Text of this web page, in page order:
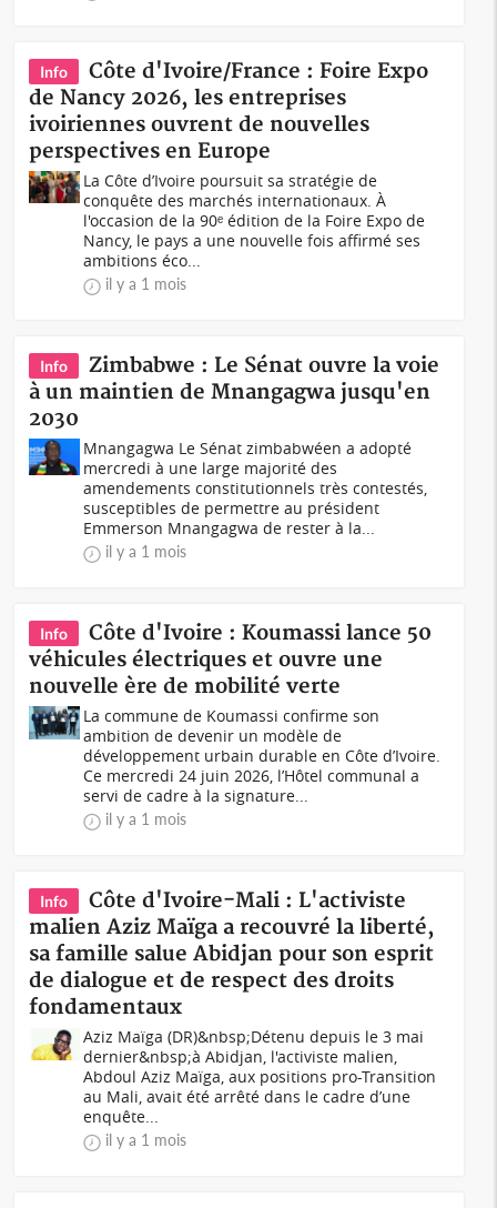
Info
Côte d'Ivoire/France : Foire Expo
de Nancy 2026, les entreprises
ivoiriennes ouvrent de nouvelles
perspectives en Europe
La Côte d’Ivoire poursuit sa stratégie de
conquête des marchés internationaux. À
l'occasion de la 90ᵉ édition de la Foire Expo de
Nancy, le pays a une nouvelle fois affirmé ses
ambitions éco...
il y a 1 mois
Info
Zimbabwe : Le Sénat ouvre la voie
à un maintien de Mnangagwa jusqu'en
2030
Mnangagwa Le Sénat zimbabwéen a adopté
mercredi à une large majorité des
amendements constitutionnels très contestés,
susceptibles de permettre au président
Emmerson Mnangagwa de rester à la...
il y a 1 mois
Info
Côte d'Ivoire : Koumassi lance 50
véhicules électriques et ouvre une
nouvelle ère de mobilité verte
La commune de Koumassi confirme son
ambition de devenir un modèle de
développement urbain durable en Côte d’Ivoire.
Ce mercredi 24 juin 2026, l’Hôtel communal a
servi de cadre à la signature...
il y a 1 mois
Info
Côte d'Ivoire-Mali : L'activiste
malien Aziz Maïga a recouvré la liberté,
sa famille salue Abidjan pour son esprit
de dialogue et de respect des droits
fondamentaux
Aziz Maïga (DR)&nbsp;Détenu depuis le 3 mai
dernier&nbsp;à Abidjan, l'activiste malien,
Abdoul Aziz Maïga, aux positions pro-Transition
au Mali, avait été arrêté dans le cadre d’une
enquête...
il y a 1 mois